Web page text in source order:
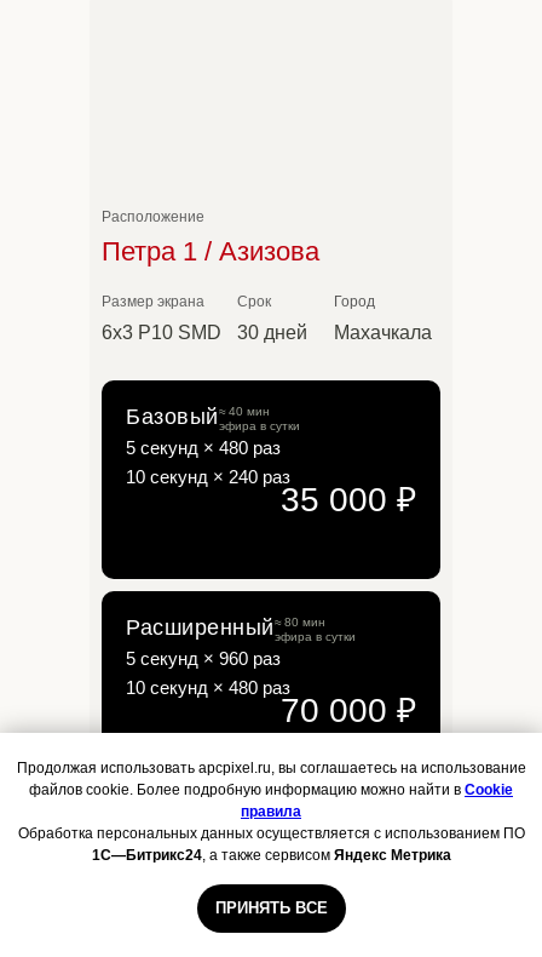
Расположение
Петра 1 / Азизова
ОСТАВИТЬ ЗАЯВКУ
Размер экрана
6х3 P10 SMD
Срок
30 дней
Город
Махачкала
Базовый≈ 40 мин
эфира в сутки
5 секунд × 480 раз
10 секунд × 240 раз
35 000 ₽
Расширенный≈ 80 мин
эфира в сутки
5 секунд × 960 раз
10 секунд × 480 раз
70 000 ₽
Базовый
≈40 мин эфира в сутки 20 000 ₽
Расширенный
≈80 мин эфира в сутки
5 секунд × 960 раз10 секунд × 480 раз
Продолжая использовать apcpixel.ru, вы соглашаетесь на использование
файлов cookie. Более подробную информацию можно найти в Cookie
правила
Обработка персональных данных осуществляется с использованием ПО
1С—Битрикс24, а также сервисом Яндекс Метрика
ПРИНЯТЬ ВСЕ